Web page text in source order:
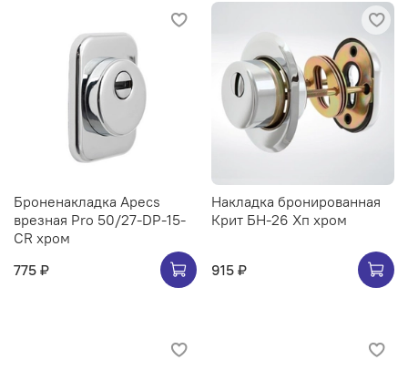
Броненакладка Apecs
врезная Pro 50/27-DP-15-
CR хром
775 ₽
Накладка бронированная
Крит БН-26 Хп хром
915 ₽